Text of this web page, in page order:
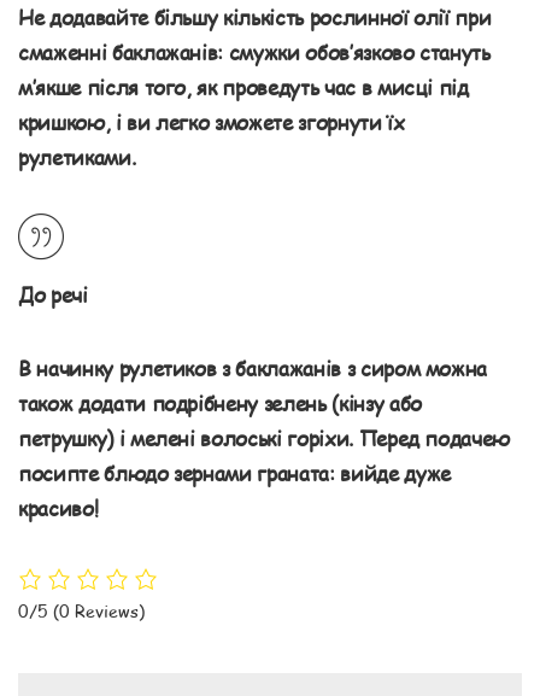
Не додавайте більшу кількість рослинної олії при
смаженні баклажанів: смужки обов’язково стануть
м’якше після того, як проведуть час в мисці під
кришкою, і ви легко зможете згорнути їх
рулетиками.
До речі
В начинку рулетиков з баклажанів з сиром можна
також додати подрібнену зелень (кінзу або
петрушку) і мелені волоські горіхи. Перед подачею
посипте блюдо зернами граната: вийде дуже
красиво!
0/5 (0 Reviews)